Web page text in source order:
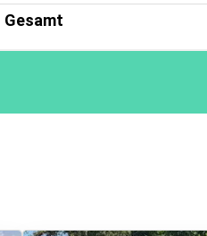
Gesamt